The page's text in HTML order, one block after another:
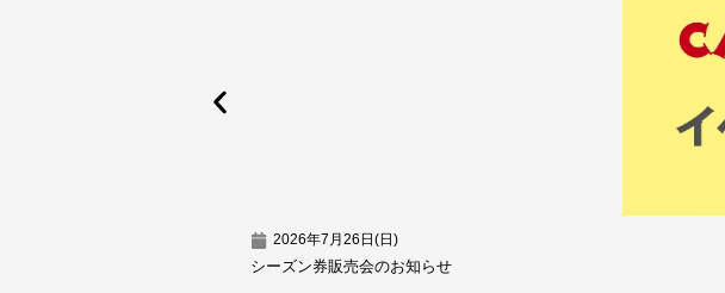
2026年7月26日(日)
シーズン券販売会のお知らせ